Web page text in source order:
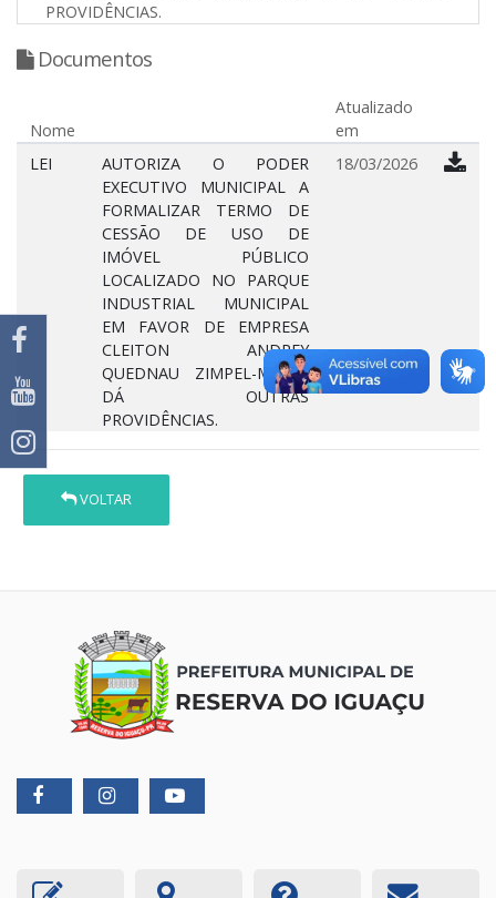
PROVIDÊNCIAS.
Documentos
Nome
Atualizado
em
LEI
AUTORIZA O PODER
EXECUTIVO MUNICIPAL A
FORMALIZAR TERMO DE
CESSÃO DE USO DE
IMÓVEL PÚBLICO
LOCALIZADO NO PARQUE
INDUSTRIAL MUNICIPAL
EM FAVOR DE EMPRESA
CLEITON ANDREY
QUEDNAU ZIMPEL-ME, E
DÁ OUTRAS
PROVIDÊNCIAS.
18/03/2026
VOLTAR